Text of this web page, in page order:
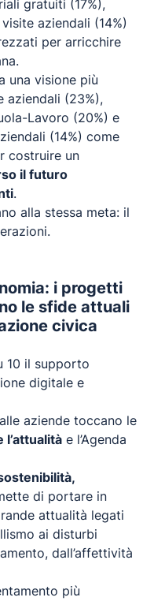
gratuiti (17%),
aziendali (14%)
per arricchire
una visione più
aziendali (23%),
Lavoro (20%) e
(14%) come
costruire un
il futuro
.
alla stessa meta: il
i progetti
le sfide attuali
civica
10 il supporto
digitale e
aziende toccano le
l’attualità e l’Agenda
di portare in
attualità legati
ai disturbi
dall’affettività
più